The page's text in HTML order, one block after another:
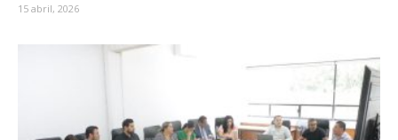
15 abril, 2026